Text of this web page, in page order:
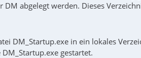
abgelegt werden. Dieses
DM_Startup.exe in ein lokales
gestartet.